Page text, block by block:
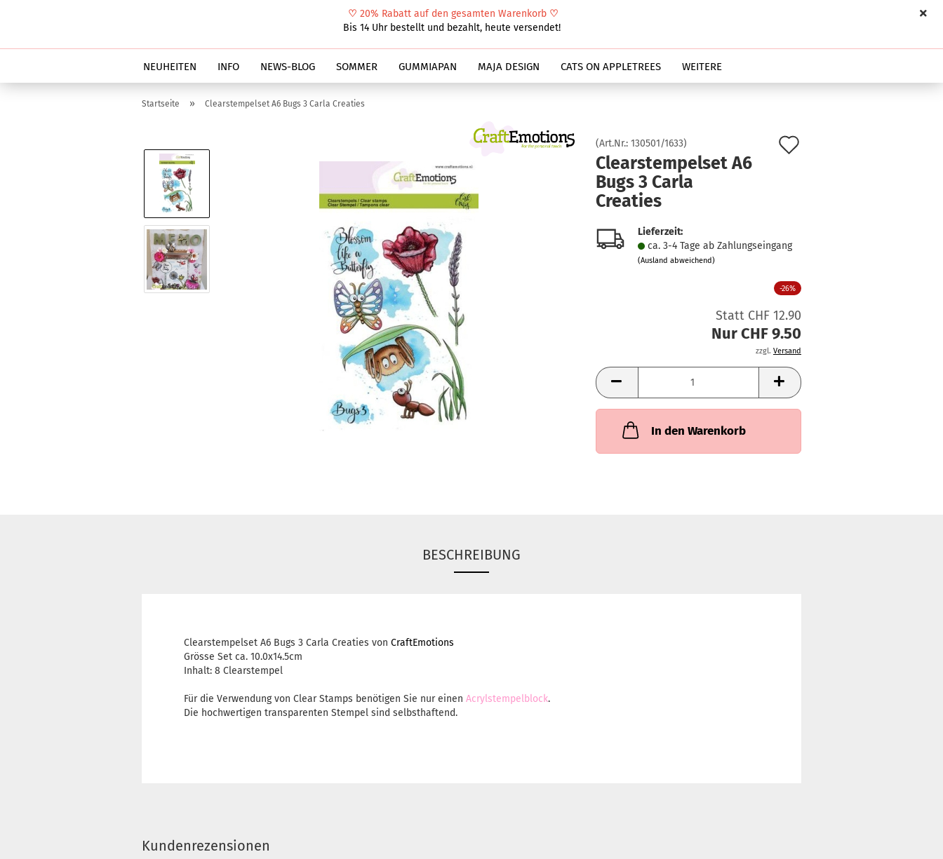
♡ 20% Rabatt auf den gesamten Warenkorb ♡
Bis 14 Uhr bestellt und bezahlt, heute versendet!
NEUHEITEN INFO NEWS-BLOG SOMMER GUMMIAPAN MAJA DESIGN CATS ON APPLETREES WEITERE
Startseite » Clearstempelset A6 Bugs 3 Carla Creaties
(Art.Nr.: 130501/1633)
Clearstempelset A6
Bugs 3 Carla
Creaties
Lieferzeit:
ca. 3-4 Tage ab Zahlungseingang
(Ausland abweichend)
-26%
Statt CHF 12.90
Nur CHF 9.50
zzgl. Versand
In den Warenkorb
BESCHREIBUNG
Clearstempelset A6 Bugs 3 Carla Creaties von CraftEmotions
Grösse Set ca. 10.0x14.5cm
Inhalt: 8 Clearstempel
Für die Verwendung von Clear Stamps benötigen Sie nur einen Acrylstempelblock.
Die hochwertigen transparenten Stempel sind selbsthaftend.
Kundenrezensionen